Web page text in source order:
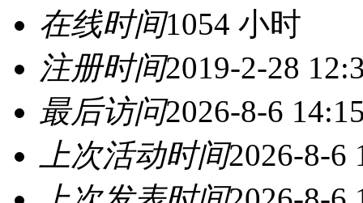
在线时间1054 小时
注册时间2019-2-28
最后访问2026-8-6
上次活动时间2026-8-6